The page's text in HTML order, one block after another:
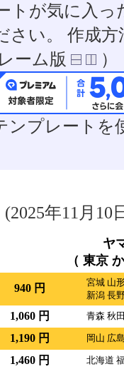
トが気に入っ
さい。 作成
ーム版
）
ンプレート
(2025年11月
ヤ
（ 東京
940 円
宮城 山
新潟 長
1,060 円 青森 秋
1,190 円 岡山 広
1,460 円 北海道